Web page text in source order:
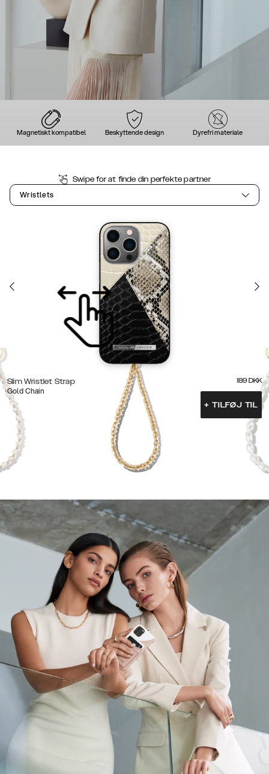
Magnetiskt kompatibel Beskyttende design Dyrefri materiale
Swipe for at finde din perfekte partner
Wristlets
Slim Wristlet Strap
Gold Chain
189 DKK
+ TILFØJ TIL